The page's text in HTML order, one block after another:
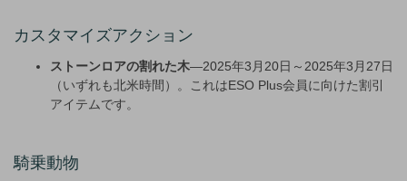
カスタマイズアクション
ストーンロアの割れた木—2025年3月20日～2025年3月27日
（いずれも北米時間）。これはESO Plus会員に向けた割引
アイテムです。
騎乗動物